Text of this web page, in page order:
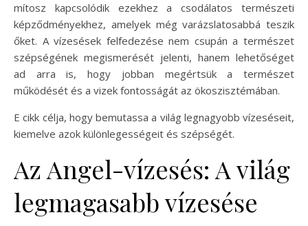
mítosz kapcsolódik ezekhez a csodálatos természeti
képződményekhez, amelyek még varázslatosabbá teszik
őket. A vízesések felfedezése nem csupán a természet
szépségének megismerését jelenti, hanem lehetőséget
ad arra is, hogy jobban megértsük a természet
működését és a vizek fontosságát az ökoszisztémában.
E cikk célja, hogy bemutassa a világ legnagyobb vízeséseit,
kiemelve azok különlegességeit és szépségét.
Az Angel-vízesés: A világ
legmagasabb vízesése